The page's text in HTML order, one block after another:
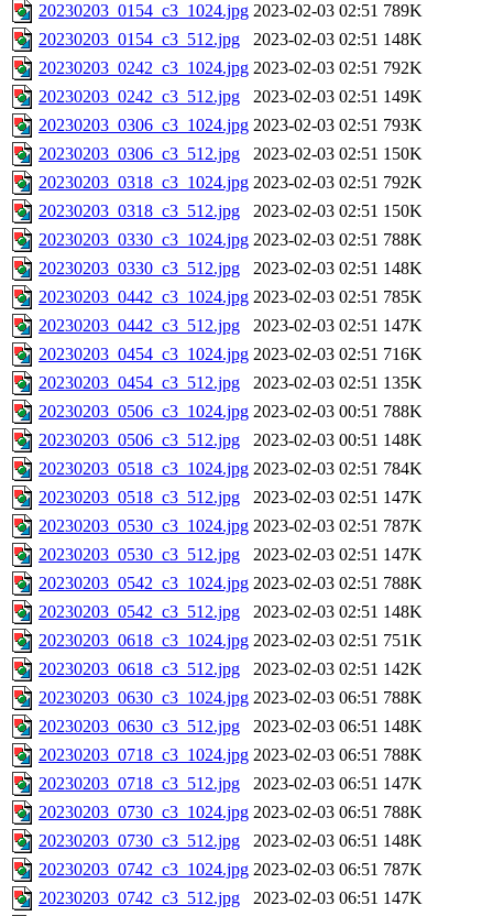
20230203_0154_c3_1024.jpg 2023-02-03 02:51 789K
20230203_0154_c3_512.jpg
2023-02-03 02:51 148K
20230203_0242_c3_1024.jpg 2023-02-03 02:51 792K
20230203_0242_c3_512.jpg
2023-02-03 02:51 149K
20230203_0306_c3_1024.jpg 2023-02-03 02:51 793K
20230203_0306_c3_512.jpg
2023-02-03 02:51 150K
20230203_0318_c3_1024.jpg 2023-02-03 02:51 792K
20230203_0318_c3_512.jpg
2023-02-03 02:51 150K
20230203_0330_c3_1024.jpg 2023-02-03 02:51 788K
20230203_0330_c3_512.jpg
2023-02-03 02:51 148K
20230203_0442_c3_1024.jpg 2023-02-03 02:51 785K
20230203_0442_c3_512.jpg
2023-02-03 02:51 147K
20230203_0454_c3_1024.jpg 2023-02-03 02:51 716K
20230203_0454_c3_512.jpg
2023-02-03 02:51 135K
20230203_0506_c3_1024.jpg 2023-02-03 00:51 788K
20230203_0506_c3_512.jpg
2023-02-03 00:51 148K
20230203_0518_c3_1024.jpg 2023-02-03 02:51 784K
20230203_0518_c3_512.jpg
2023-02-03 02:51 147K
20230203_0530_c3_1024.jpg 2023-02-03 02:51 787K
20230203_0530_c3_512.jpg
2023-02-03 02:51 147K
20230203_0542_c3_1024.jpg 2023-02-03 02:51 788K
20230203_0542_c3_512.jpg
2023-02-03 02:51 148K
20230203_0618_c3_1024.jpg 2023-02-03 02:51 751K
20230203_0618_c3_512.jpg
2023-02-03 02:51 142K
20230203_0630_c3_1024.jpg 2023-02-03 06:51 788K
20230203_0630_c3_512.jpg
2023-02-03 06:51 148K
20230203_0718_c3_1024.jpg 2023-02-03 06:51 788K
20230203_0718_c3_512.jpg
2023-02-03 06:51 147K
20230203_0730_c3_1024.jpg 2023-02-03 06:51 788K
20230203_0730_c3_512.jpg
2023-02-03 06:51 148K
20230203_0742_c3_1024.jpg 2023-02-03 06:51 787K
20230203_0742_c3_512.jpg
2023-02-03 06:51 147K